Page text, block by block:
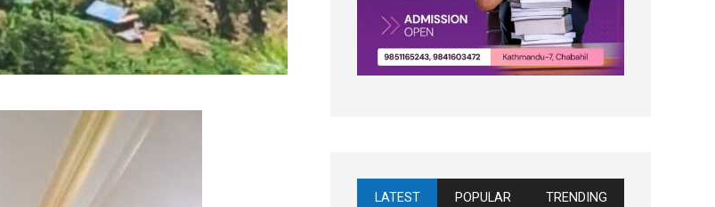
LATEST POPULAR TRENDING